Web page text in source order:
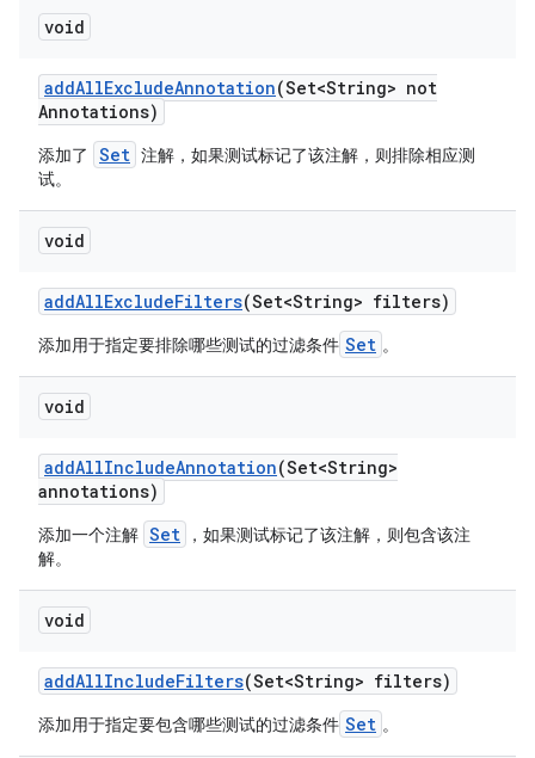
void
addAllExcludeAnnotation(Set<String> not
Annotations)
添加了 Set 注解，如果测试标记了该注解，则排除相应测
试。
void
addAllExcludeFilters(Set<String> filters)
添加用于指定要排除哪些测试的过滤条件 Set 。
void
addAllIncludeAnnotation(Set<String>
annotations)
添加一个注解 Set
，如果测试标记了该注解，则包含该注
解。
void
addAllIncludeFilters(Set<String> filters)
添加用于指定要包含哪些测试的过滤条件 Set 。